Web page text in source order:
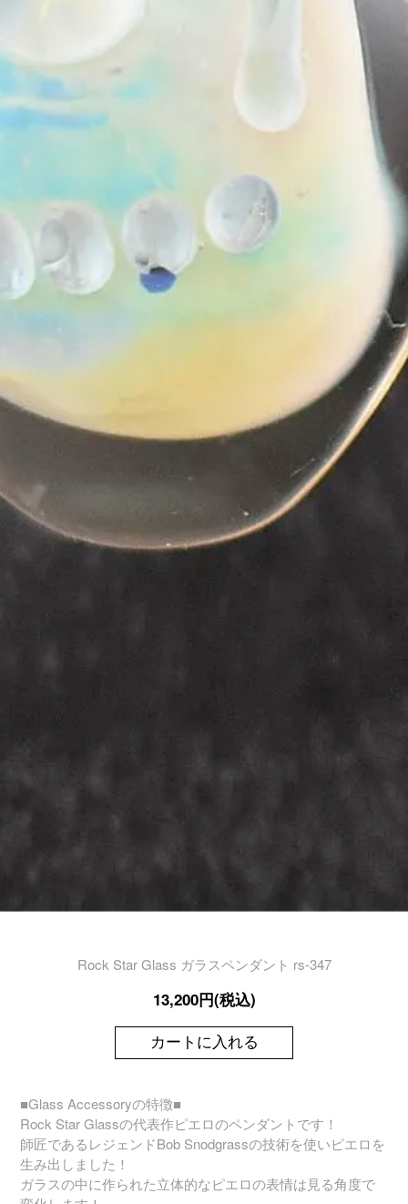
Rock Star Glass ガラスペンダント rs-347
13,200円(税込)
カートに入れる
■Glass Accessoryの特徴■
Rock Star Glassの代表作ピエロのペンダントです！
師匠であるレジェンドBob Snodgrassの技術を使いピエロを
生み出しました！
ガラスの中に作られた立体的なピエロの表情は見る角度で